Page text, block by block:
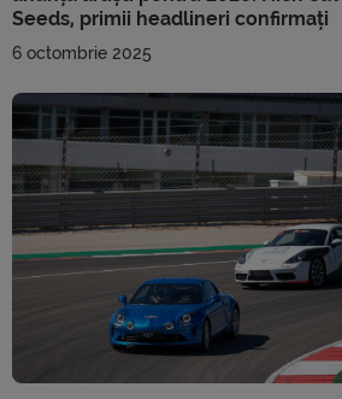
Seeds, primii headlineri confirmați
6 octombrie 2025